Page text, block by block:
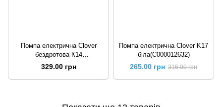
Помпа електрична Clover
бездротова К14
біла(C0000001793)
329.00 грн
Помпа електрична Clover K17
біла(C000012632)
265.00 грн 316.00 грн